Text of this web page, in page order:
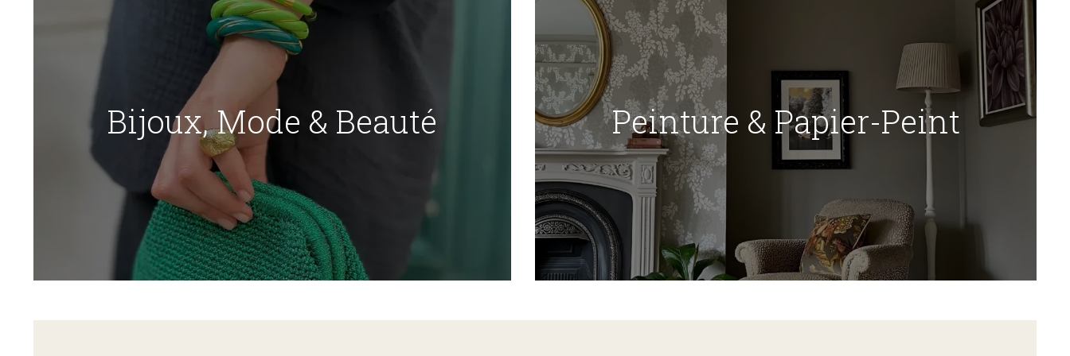
Bijoux, Mode & Beauté Peinture & Papier-Peint